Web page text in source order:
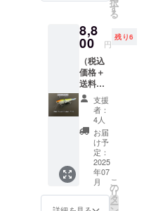
ｇ 素
ウッド
製
MADE
IN
JAPAＮ
す
る
8,8
00 円
残り6
（税込
価格＋
送料代
込み）
ヨコ
ヨコ
FD ＃
０３オ
レンジ
イエ
ロー
ヘッド
サイ
ズ：16
支援
者：
4人
お届
け予
定：
2025
年07
月
こ
の
リ
タ
ー